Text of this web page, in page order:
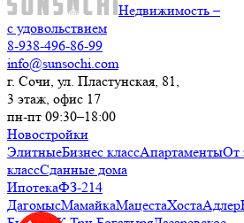
Недвижимость –
с удовольствием
8-938-496-86-99
info@sunsochi.com
г. Сочи, ул. Пластунская, 81,
3 этаж, офис 17
пн-пт 09:30–18:00
Новостройки
ЭлитныеБизнес классАпартаментыОт
классСданные дома
ИпотекаФЗ-214
ДагомысМамайкаМацестаХостаАдлер